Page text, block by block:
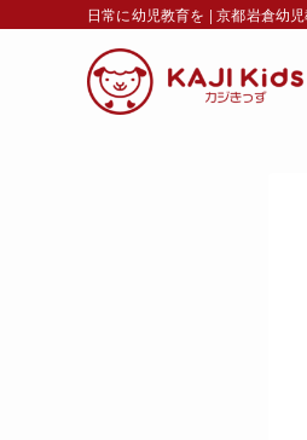
日常に幼児教育を | 京都岩倉幼